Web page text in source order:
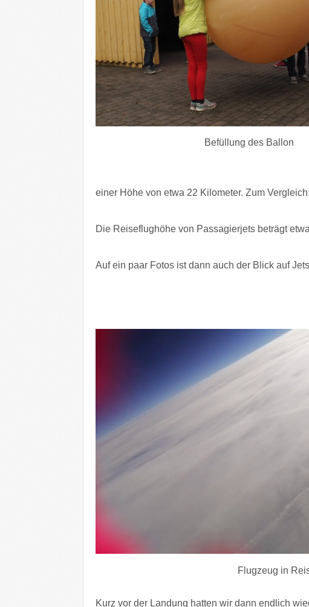
Befüllung des Ballon
einer Höhe von etwa 22 Kilometer. Zum Vergleich:
Die Reiseflughöhe von Passagierjets beträgt
Auf ein paar Fotos ist dann auch der Blick auf
Flugzeug in
Kurz vor der Landung hatten wir dann endlich